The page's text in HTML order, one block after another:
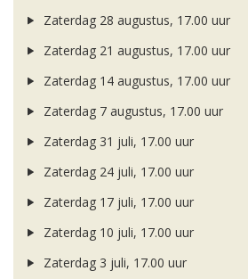
Zaterdag 28 augustus, 17.00 uur
Zaterdag 21 augustus, 17.00 uur
Zaterdag 14 augustus, 17.00 uur
Zaterdag 7 augustus, 17.00 uur
Zaterdag 31 juli, 17.00 uur
Zaterdag 24 juli, 17.00 uur
Zaterdag 17 juli, 17.00 uur
Zaterdag 10 juli, 17.00 uur
Zaterdag 3 juli, 17.00 uur